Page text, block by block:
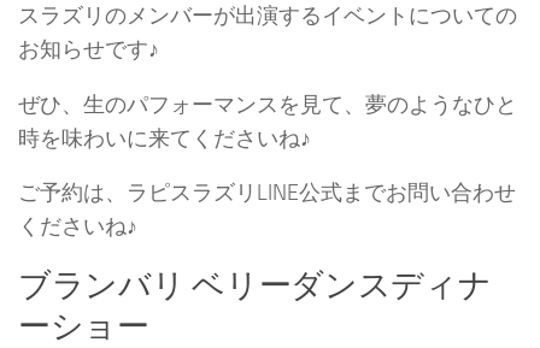
スラズリのメンバーが出演するイベントについての
お知らせです♪
ぜひ、生のパフォーマンスを見て、夢のようなひと
時を味わいに来てくださいね♪
ご予約は、ラピスラズリLINE公式までお問い合わせ
くださいね♪
ブランバリ ベリーダンスディナ
ーショー